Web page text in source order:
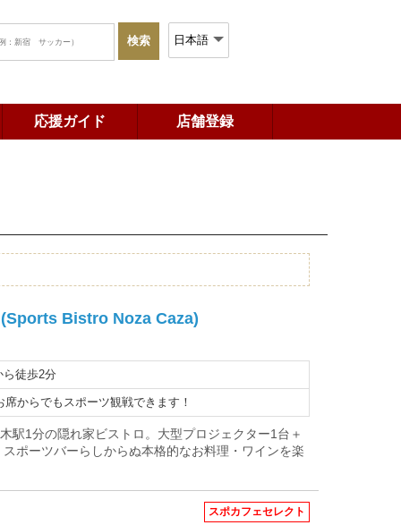
応援ガイド 店舗登録
Bistro Noza Caza)
徒歩2分
からでもスポーツ観戦できます！
駅1分の隠れ家ビストロ。大型プロジェクター1台＋
ポーツバーらしからぬ本格的なお料理・ワインを楽
スポカフェセレクト